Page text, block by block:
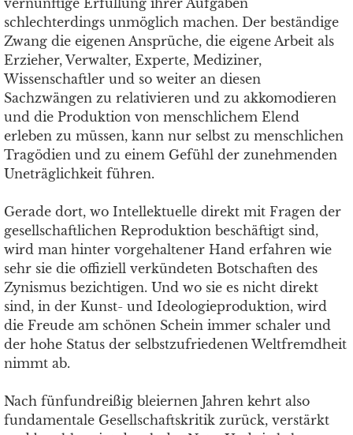
vernünftige Erfüllung ihrer Aufgaben
schlechterdings unmöglich machen. Der beständige
Zwang die eigenen Ansprüche, die eigene Arbeit als
Erzieher, Verwalter, Experte, Mediziner,
Wissenschaftler und so weiter an diesen
Sachzwängen zu relativieren und zu akkomodieren
und die Produktion von menschlichem Elend
erleben zu müssen, kann nur selbst zu menschlichen
Tragödien und zu einem Gefühl der zunehmenden
Uneträglichkeit führen.
Gerade dort, wo Intellektuelle direkt mit Fragen der
gesellschaftlichen Reproduktion beschäftigt sind,
wird man hinter vorgehaltener Hand erfahren wie
sehr sie die offiziell verkündeten Botschaften des
Zynismus bezichtigen. Und wo sie es nicht direkt
sind, in der Kunst- und Ideologieproduktion, wird
die Freude am schönen Schein immer schaler und
der hohe Status der selbstzufriedenen Weltfremdheit
nimmt ab.
Nach fünfundreißig bleiernen Jahren kehrt also
fundamentale Gesellschaftskritik zurück, verstärkt